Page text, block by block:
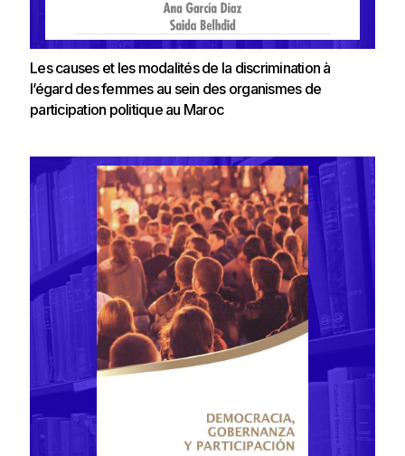
Les causes et les modalités de la discrimination à
l’égard des femmes au sein des organismes de
participation politique au Maroc